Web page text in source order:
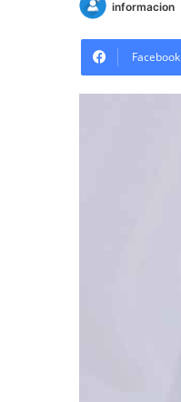
informacion
Facebook